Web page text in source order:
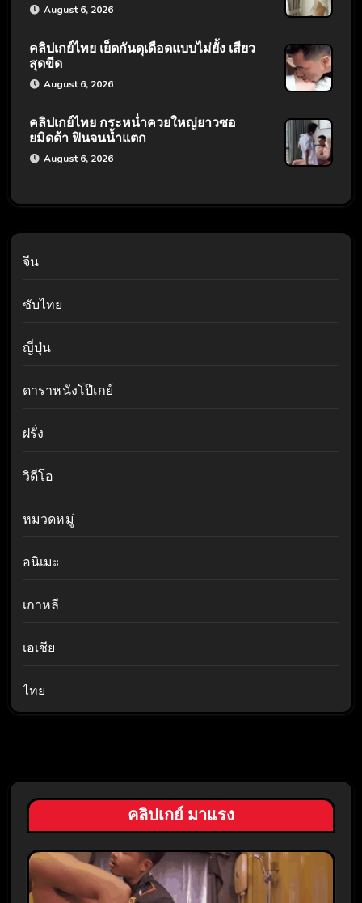
August 6, 2026
คลิปเกย์ไทย เย็ดกันดุเดือดแบบไม่ยั้ง เสียว
สุดขีด
August 6, 2026
คลิปเกย์ไทย กระหน่ำควยใหญ่ยาวซอ
ยมิดด้า ฟินจนน้ำแตก
August 6, 2026
จีน
ซับไทย
ญี่ปุ่น
ดาราหนังโป๊เกย์
ฝรั่ง
วิดีโอ
หมวดหมู่
อนิเมะ
เกาหลี
เอเชีย
ไทย
คลิปเกย์ มาแรง